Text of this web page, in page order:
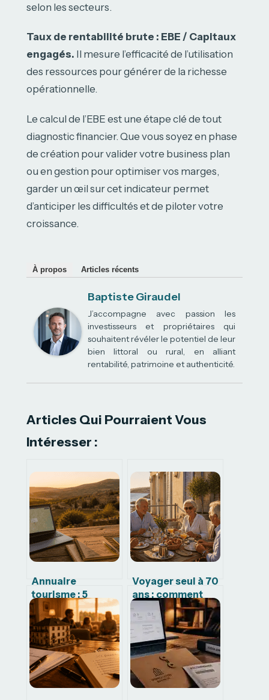
selon les secteurs.
Taux de rentabilité brute : EBE / Capitaux
engagés. Il mesure l’efficacité de l’utilisation
des ressources pour générer de la richesse
opérationnelle.
Le calcul de l’EBE est une étape clé de tout
diagnostic financier. Que vous soyez en phase
de création pour valider votre business plan
ou en gestion pour optimiser vos marges,
garder un œil sur cet indicateur permet
d’anticiper les difficultés et de piloter votre
croissance.
À propos Articles récents
Baptiste Giraudel
J’accompagne avec passion les
investisseurs et propriétaires qui
souhaitent révéler le potentiel de leur
bien littoral ou rural, en alliant
rentabilité, patrimoine et authenticité.
Articles Qui Pourraient Vous
Intéresser :
Annuaire
tourisme : 5
raisons de
privilégier le
contact direct
pour vos
vacances
Voyager seul à 70
ans : comment
allier sécurité,
confort et vie
sociale ?